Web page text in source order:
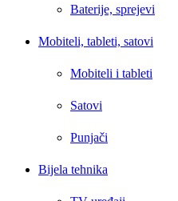
Baterije, sprejevi
Mobiteli, tableti, satovi
Mobiteli i tableti
Satovi
Punjači
Bijela tehnika